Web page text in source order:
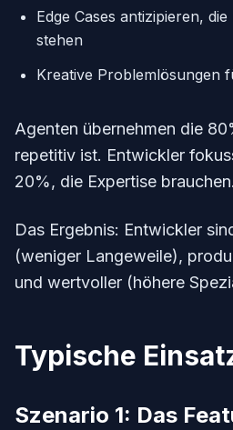
Edge Cases antizipieren,
stehen
Kreative Problemlösungen
Agenten übernehmen die
repetitiv ist. Entwickler
20%, die Expertise brauchen.
Das Ergebnis: Entwickler
(weniger Langeweile),
und wertvoller (höhere
Typische
Szenario 1: Das